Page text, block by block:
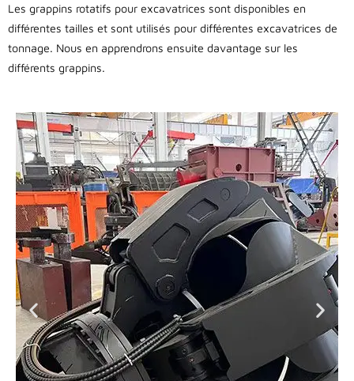
Les grappins rotatifs pour excavatrices sont disponibles en
différentes tailles et sont utilisés pour différentes excavatrices de
tonnage. Nous en apprendrons ensuite davantage sur les
différents grappins.